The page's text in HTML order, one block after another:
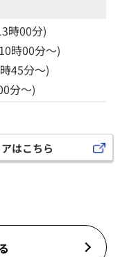
時00分)
時00分～)
45分～)
分～)
はこちら